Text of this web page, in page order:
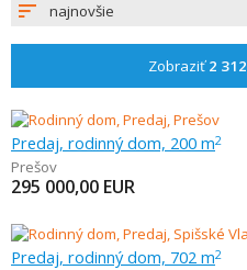
najnovšie
Zobraziť2 312
Predaj, rodinný dom, 200 m2
Prešov
295 000,00 EUR
Predaj, rodinný dom, 702 m2